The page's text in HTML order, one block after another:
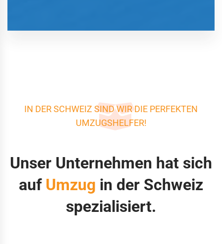
IN DER SCHWEIZ SIND WIR DIE PERFEKTEN
UMZUGSHELFER!
Unser Unternehmen hat sich
auf Umzug in der Schweiz
spezialisiert.